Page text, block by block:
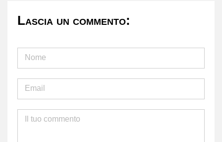
Lascia un commento: